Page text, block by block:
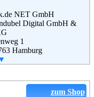
NET GmbH
Digital GmbH &
1
Hamburg
zum Shop